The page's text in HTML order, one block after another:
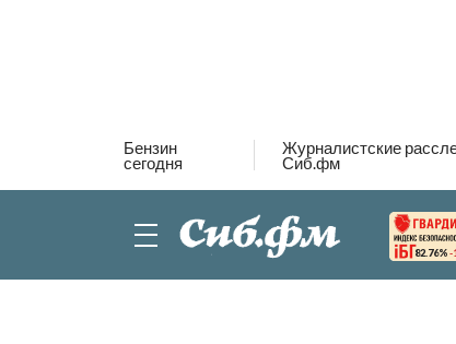
Бензин
сегодня
Журналистские
Сиб.фм
82.76% -